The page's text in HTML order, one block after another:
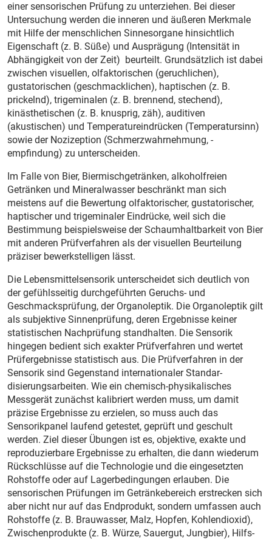
einer sensorischen Prüfung zu unterziehen. Bei dieser
Untersuchung werden die inneren und äußeren Merkmale
mit Hilfe der menschlichen Sinnesorgane hinsichtlich
Eigenschaft (z. B. Süße) und Ausprägung (Intensität in
Abhängigkeit von der Zeit) beurteilt. Grundsätzlich ist dabei
zwischen visuellen, olfaktorischen (geruchlichen),
gustatorischen (geschmacklichen), haptischen (z. B.
prickelnd), trigeminalen (z. B. brennend, stechend),
kinästhetischen (z. B. knusprig, zäh), auditiven
(akustischen) und Temperatureindrücken (Temperatursinn)
sowie der Nozizeption (Schmerzwahrnehmung, -
empfindung) zu unterscheiden.
Im Falle von Bier, Biermisch­getränken, alkoholfreien
Getränken und Mineralwasser beschränkt man sich
meistens auf die Bewertung olfaktorischer, gustatorischer,
haptischer und trigeminaler Eindrücke, weil sich die
Bestimmung beispielsweise der Schaumhaltbarkeit von Bier
mit anderen Prüfverfahren als der visuellen Beurteilung
präziser bewerkstelligen lässt.
Die Lebensmittelsensorik unterscheidet sich deutlich von
der gefühlsseitig durchgeführten Geruchs- und
Geschmacksprüfung, der Organoleptik. Die Organoleptik gilt
als subjektive Sinnenprüfung, deren Ergebnisse keiner
statistischen Nachprüfung standhalten. Die Sensorik
hingegen bedient sich exakter Prüfverfahren und wertet
Prüfergebnisse statistisch aus. Die Prüfverfahren in der
Sensorik sind Gegenstand internationaler Standar­
disierungsarbeiten. Wie ein chemisch-physikalisches
Messgerät zunächst kalibriert werden muss, um damit
präzise Ergebnisse zu erzielen, so muss auch das
Sensorikpanel laufend getestet, geprüft und geschult
werden. Ziel dieser Übungen ist es, objektive, exakte und
reproduzierbare Ergebnisse zu erhalten, die dann wiederum
Rückschlüsse auf die Technologie und die eingesetzten
Rohstoffe oder auf Lagerbedingungen erlauben. Die
sensorischen Prüfungen im Getränkebereich erstrecken sich
aber nicht nur auf das Endprodukt, sondern umfassen auch
Rohstoffe (z. B. Brauwasser, Malz, Hopfen, Kohlendioxid),
Zwischenprodukte (z. B. Würze, Sauergut, Jungbier), Hilfs-